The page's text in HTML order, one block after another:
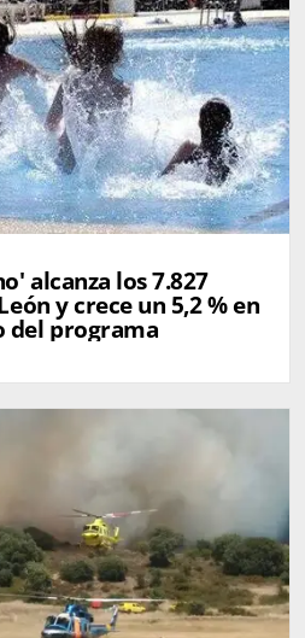
alcanza los 7.827
y crece un 5,2 % en
del programa